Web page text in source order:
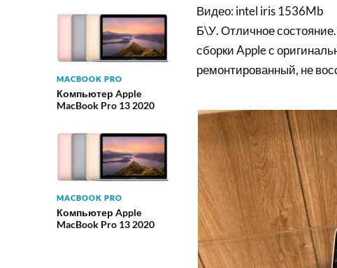
MACBOOK PRO
Компьютер Apple
MacBook Pro 13 2020
MACBOOK PRO
Компьютер Apple
MacBook Pro 13 2020
Видео: intel iris 1536Mb
Б\У. Отличное
сборки Apple с
ремонтированный, не